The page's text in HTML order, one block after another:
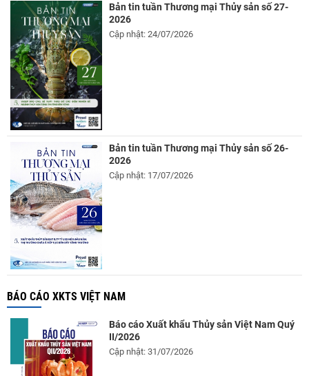
Bản tin tuần Thương mại Thủy sản số 27-
2026
Cập nhật: 24/07/2026
Bản tin tuần Thương mại Thủy sản số 26-
2026
Cập nhật: 17/07/2026
BÁO CÁO XKTS VIỆT NAM
Báo cáo Xuất khẩu Thủy sản Việt Nam Quý
II/2026
Cập nhật: 31/07/2026